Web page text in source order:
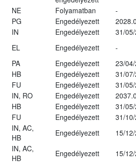
NE Folyamatban
-
PG Engedélyezett
IN Engedélyezett
31/
EL Engedélyezett
-
PA Engedélyezett
23/
HB Engedélyezett
31/
FU Engedélyezett
31/
IN, RO Engedélyezett
HB Engedélyezett
31/
FU Engedélyezett
31/
IN, AC,
HB
Engedélyezett
15/
IN, AC,
HB
Engedélyezett
15/